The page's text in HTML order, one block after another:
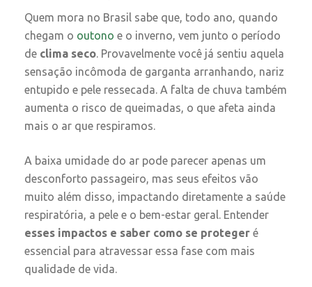
Quem mora no Brasil sabe que, todo ano, quando
chegam o outono e o inverno, vem junto o período
de clima seco. Provavelmente você já sentiu aquela
sensação incômoda de garganta arranhando, nariz
entupido e pele ressecada. A falta de chuva também
aumenta o risco de queimadas, o que afeta ainda
mais o ar que respiramos.
A baixa umidade do ar pode parecer apenas um
desconforto passageiro, mas seus efeitos vão
muito além disso, impactando diretamente a saúde
respiratória, a pele e o bem-estar geral. Entender
esses impactos e saber como se proteger é
essencial para atravessar essa fase com mais
qualidade de vida.